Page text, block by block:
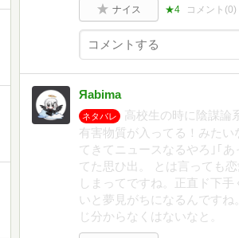
ナイス ★4 コメント(0)
Яabima
ネタバレ
高校生の時に陰謀論
有害物質が入ってる！みた
てきてニュースなるやろ｣｢
てた思ひ出。 とは言っても
しまってですね。正直ド下
いと夢見がちになるんです
じ分からなくはないなと。